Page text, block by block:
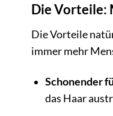
Die Vorteile:
Die Vorteile
immer mehr
Schonender
das Haar